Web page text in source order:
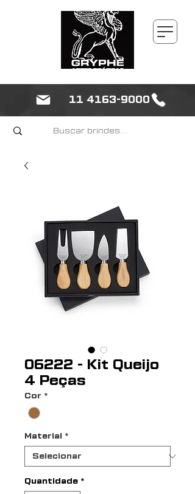
11 4163-9000
06222 - Kit Queijo
4 Peças
Cor *
Material *
Quantidade *